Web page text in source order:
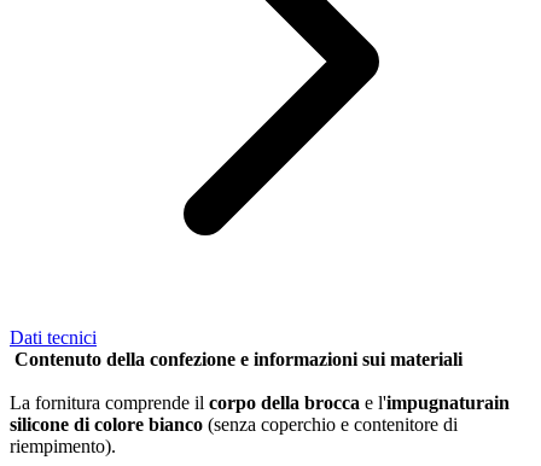
Dati tecnici
Contenuto della confezione e informazioni sui materiali
La fornitura comprende il corpo della brocca e l'impugnaturain
silicone di colore bianco (senza coperchio e contenitore di
riempimento).